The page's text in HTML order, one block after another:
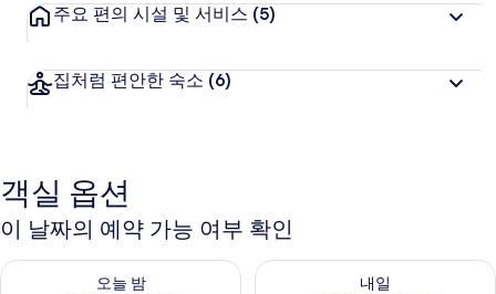
주요 편의 시설 및 서비스 (5)
집처럼 편안한 숙소 (6)
객실 옵션
이 날짜의 예약 가능 여부 확인
오늘 밤
오늘 밤 예약 가능 여부 확인, 8월 6일 ~ 8월 7일
내일
내일 예약 가능 여부 확인, 8월